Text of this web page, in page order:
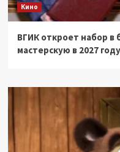
Кино
ВГИК откроет набор в
мастерскую в 2027 году